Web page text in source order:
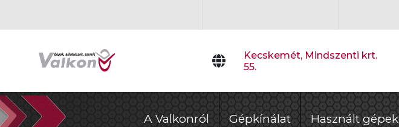
Kecskemét, Mindszenti krt.
55.
A Valkonról Gépkínálat Használt gépek